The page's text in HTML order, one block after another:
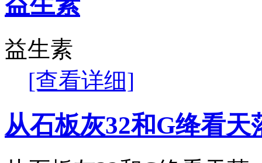
益生素
[查看详细]
从石板灰32和G绛看天